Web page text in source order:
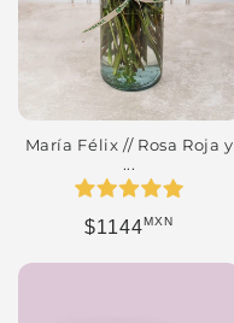
María Félix // Rosa Roja y
...
Precio habitual
$1144MXN